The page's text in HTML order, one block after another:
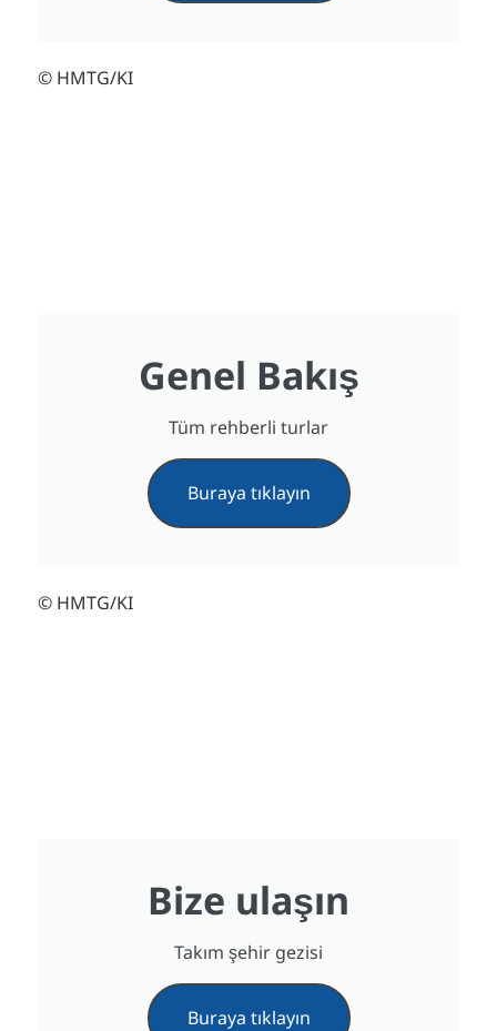
© HMTG/KI
Genel Bakış
Tüm rehberli turlar
Buraya tıklayın
© HMTG/KI
Bize ulaşın
Takım şehir gezisi
Buraya tıklayın